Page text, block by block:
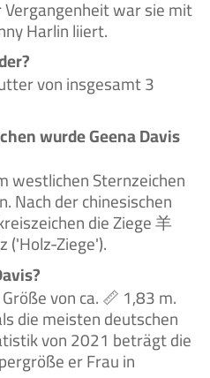
war sie mit
Harlin liiert.
von insgesamt 3
wurde Geena Davis
westlichen Sternzeichen
Nach der chinesischen
die Ziege 羊
('Holz-Ziege').
von ca. 📏 1,83 m.
die meisten deutschen
von 2021 beträgt die
er Frau in